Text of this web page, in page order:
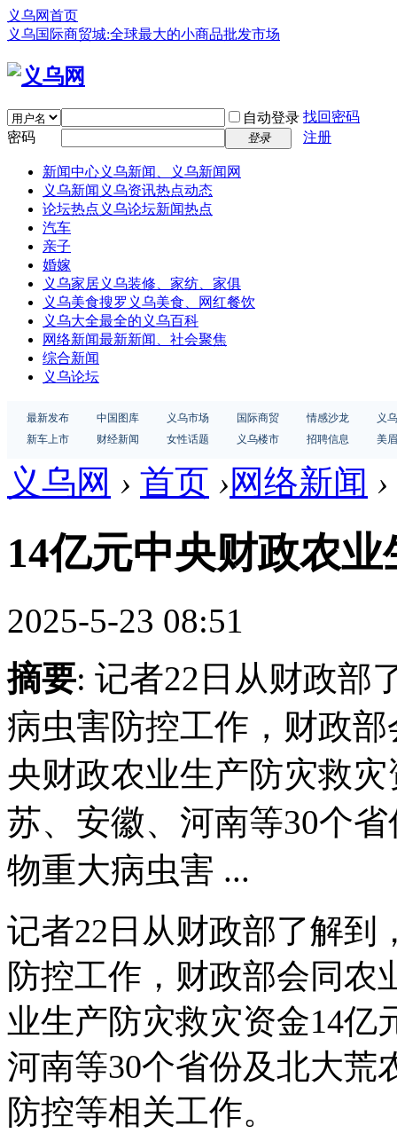
义乌网首页
义乌国际商贸城:全球最大的小商品批发市场
自动登录 找回密码
密码
登录 注册
新闻中心义乌新闻、义乌新闻网
义乌新闻 义乌资讯热点动态
论坛热点 义乌论坛新闻热点
汽车
亲子
婚嫁
义乌家居义乌装修、家纺、家俱
义乌美食搜罗义乌美食、网红餐饮
义乌大全最全的义乌百科
网络新闻最新新闻、社会聚焦
综合新闻
义乌论坛
最新发布 中国图库 义乌市场 国际商贸 情感沙龙
义
新车上市
财经新闻 女性话题 义乌楼市 招聘信息 美
义乌网 › 首页 ›网络新闻 ›
14亿元中央财政农
2025-5-23 08:51
摘要: 记者22日从财政部
病虫害防控工作，财政
央财政农业生产防灾救
苏、安徽、河南等30个
物重大病虫害 ...
记者22日从财政部了解到
防控工作，财政部会同农
业生产防灾救灾资金14亿
河南等30个省份及北大荒
防控等相关工作。